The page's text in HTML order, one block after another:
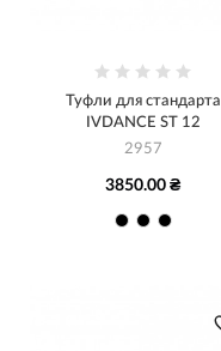
Туфли для стандарта
IVDANCE ST 12
2957
3850.00 ₴